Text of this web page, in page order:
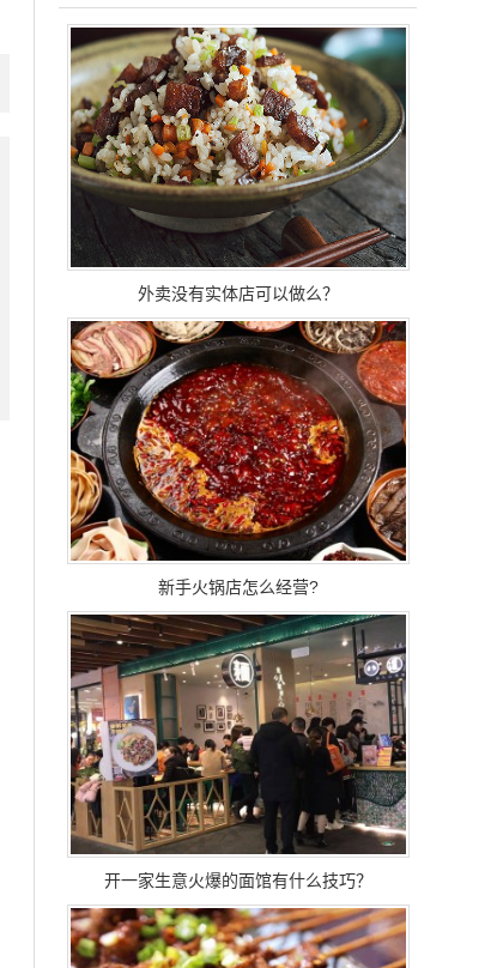
外卖没有实体店可以做么？
新手火锅店怎么经营?
开一家生意火爆的面馆有什么技巧？